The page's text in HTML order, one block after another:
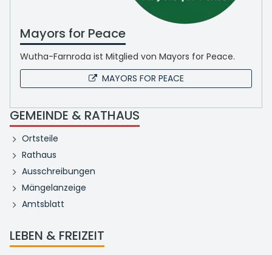
Mayors for Peace
Wutha-Farnroda ist Mitglied von Mayors for Peace.
MAYORS FOR PEACE
GEMEINDE & RATHAUS
Ortsteile
Rathaus
Ausschreibungen
Mängelanzeige
Amtsblatt
LEBEN & FREIZEIT